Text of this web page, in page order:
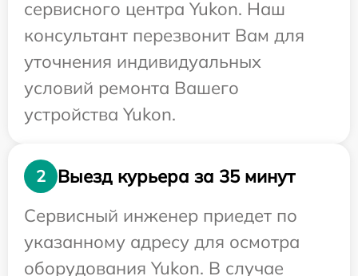
сервисного центра Yukon. Наш
консультант перезвонит Вам для
уточнения индивидуальных
условий ремонта Вашего
устройства Yukon.
2
Выезд курьера за 35 минут
Сервисный инженер приедет по
указанному адресу для осмотра
оборудования Yukon. В случае